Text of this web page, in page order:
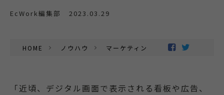
EcWork編集部 2023.03.29
HOME ノウハウ マーケティング
「近頃、デジタル画面で表示される看板や広告、